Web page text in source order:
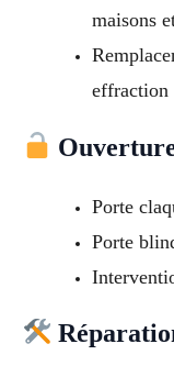
maisons
effraction
Porte
Porte